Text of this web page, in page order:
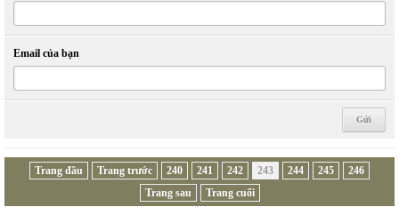
Email của bạn
Trang đầu Trang trước 240 241 242 243 244 245
246
Trang sau
Trang cuối